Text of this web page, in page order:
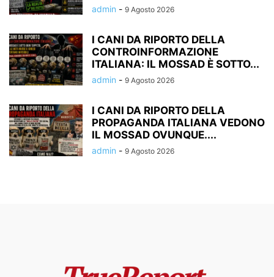
admin - 9 Agosto 2026
I CANI DA RIPORTO DELLA
CONTROINFORMAZIONE
ITALIANA: IL MOSSAD È SOTTO...
admin - 9 Agosto 2026
I CANI DA RIPORTO DELLA
PROPAGANDA ITALIANA VEDONO
IL MOSSAD OVUNQUE....
admin - 9 Agosto 2026